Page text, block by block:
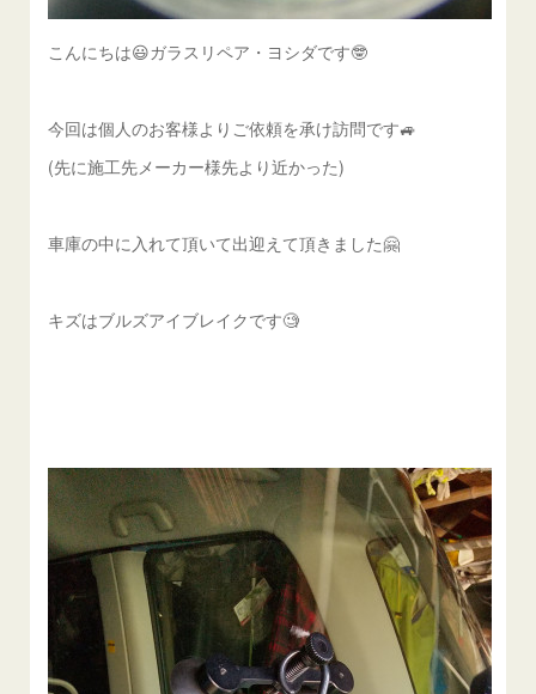
こんにちは😃ガラスリペア・ヨシダです🤓
今回は個人のお客様よりご依頼を承け訪問です🚙
(先に施工先メーカー様先より近かった)
車庫の中に入れて頂いて出迎えて頂きました🤗
キズはブルズアイブレイクです🧐